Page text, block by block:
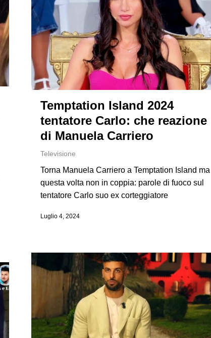
Temptation Island 2024
tentatore Carlo: che reazione
di Manuela Carriero
Televisione
Torna Manuela Carriero a Temptation Island ma
questa volta non in coppia: parole di fuoco sul
tentatore Carlo suo ex corteggiatore
Luglio 4, 2024